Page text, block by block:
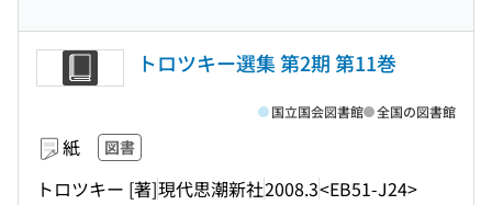
トロツキー選集 第2期 第11巻
紙 図書
トロツキー [著]現代思潮新社2008.3<EB51-J24>
国立国会図書館 全国の図書館